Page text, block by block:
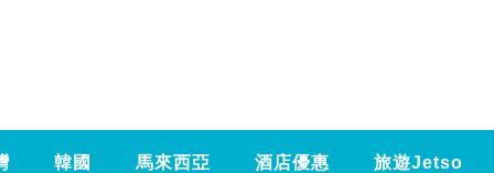
韓國 馬來西亞 酒店優惠 旅遊Jetso